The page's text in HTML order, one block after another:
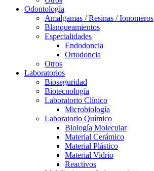
Odontología
Amalgamas / Resinas / Ionomeros
Blanqueamientos
Especialidades
Endodoncia
Ortodoncia
Otros
Laboratorios
Bioseguridad
Biotecnología
Laboratorio Clínico
Microbiología
Laboratorio Químico
Biología Molecular
Material Cerámico
Material Plástico
Material Vidrio
Reactivos